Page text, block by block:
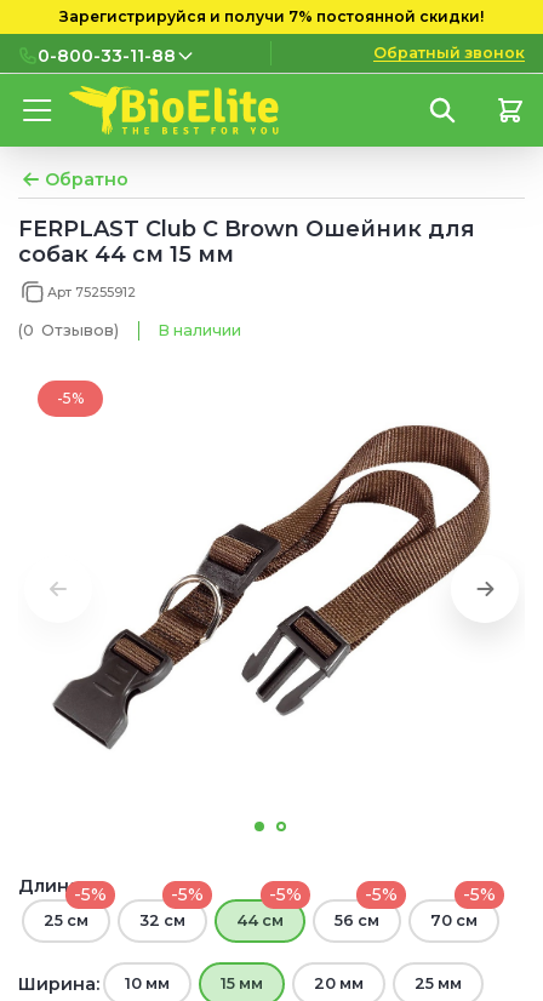
Зарегистрируйся и получи 7% постоянной скидки!
0-800-33-11-88
0-800-33-11-88
мобильных номеров
(097) 133 11 88
(095) 133 11 88
Обратный звонок
Обратно
FERPLAST Club C Brown Ошейник для
собак 44 см 15 мм
Арт 75255912
(0 Отзывов) В наличии
-5%
Длина:-5%
25 см
-5%
32 см
-5%
44 см
-5%
56 см
-5%
70 см
Ширина: 10 мм 15 мм 20 мм 25 мм